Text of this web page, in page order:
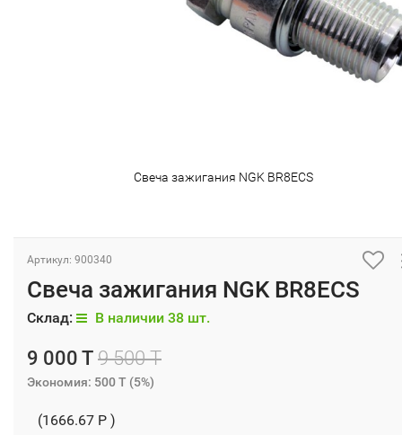
Свеча зажигания NGK BR8ECS
Артикул: 900340
Свеча зажигания NGK BR8ECS
Склад: В наличии 38 шт.
9 000 T 9 500 T
Экономия: 500 T (5%)
(1666.67 P )